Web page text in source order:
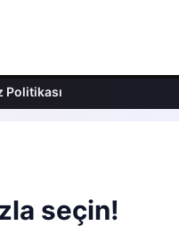
Politikası
seçin!